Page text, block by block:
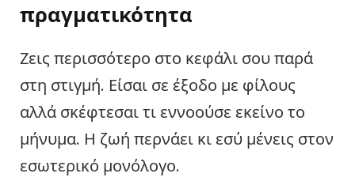
πραγματικότητα
Ζεις περισσότερο στο κεφάλι σου παρά
στη στιγμή. Είσαι σε έξοδο με φίλους
αλλά σκέφτεσαι τι εννοούσε εκείνο το
μήνυμα. Η ζωή περνάει κι εσύ μένεις στον
εσωτερικό μονόλογο.